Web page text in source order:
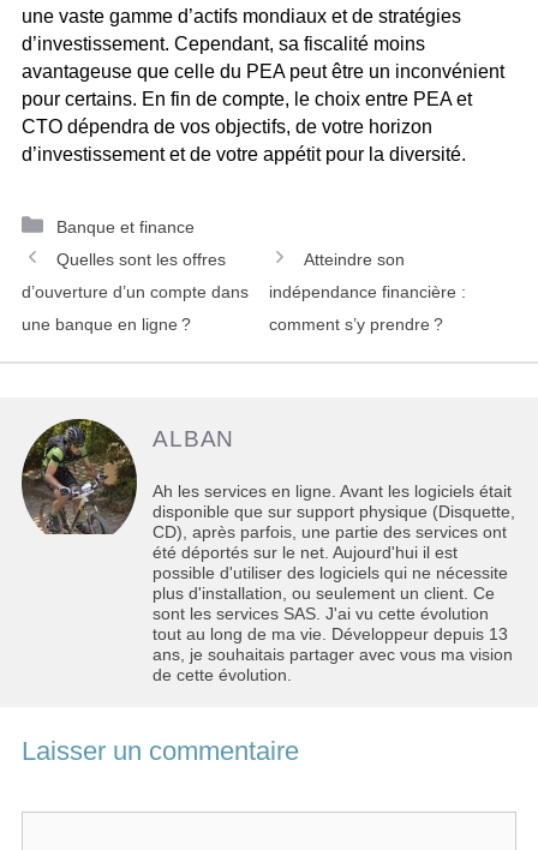
une vaste gamme d’actifs mondiaux et de stratégies
d’investissement. Cependant, sa fiscalité moins
avantageuse que celle du PEA peut être un inconvénient
pour certains. En fin de compte, le choix entre PEA et
CTO dépendra de vos objectifs, de votre horizon
d’investissement et de votre appétit pour la diversité.
Catégories
Banque et finance
Navigation
des
articles
Quelles sont les offres
d’ouverture d’un compte dans
une banque en ligne ?
Atteindre son
indépendance financière :
comment s’y prendre ?
ALBAN
Ah les services en ligne. Avant les logiciels était
disponible que sur support physique (Disquette,
CD), après parfois, une partie des services ont
été déportés sur le net. Aujourd'hui il est
possible d'utiliser des logiciels qui ne nécessite
plus d'installation, ou seulement un client. Ce
sont les services SAS. J'ai vu cette évolution
tout au long de ma vie. Développeur depuis 13
ans, je souhaitais partager avec vous ma vision
de cette évolution.
Laisser un commentaire